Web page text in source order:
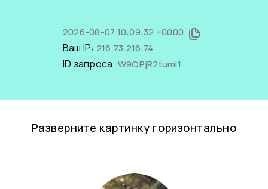
2026-08-07 10:09:32 +0000
Ваш IP: 216.73.216.74
ID запроса: W9OPjR2tumI1
Разверните картинку горизонтально